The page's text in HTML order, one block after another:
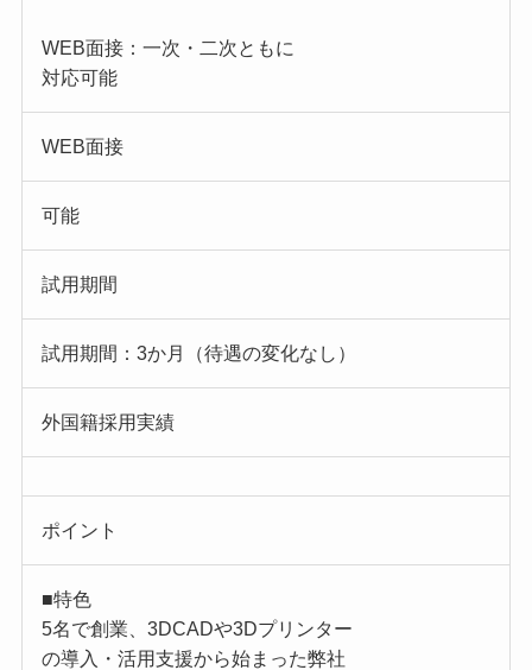
WEB面接：一次・二次ともに
対応可能
WEB面接
可能
試用期間
試用期間：3か月（待遇の変化なし）
外国籍採用実績
ポイント
■特色
5名で創業、3DCADや3Dプリンター
の導入・活用支援から始まった弊社